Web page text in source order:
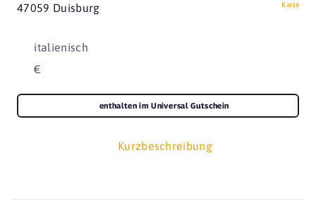
47059 Duisburg Karte
italienisch
€
Kurzbeschreibung
enthalten im Universal Gutschein